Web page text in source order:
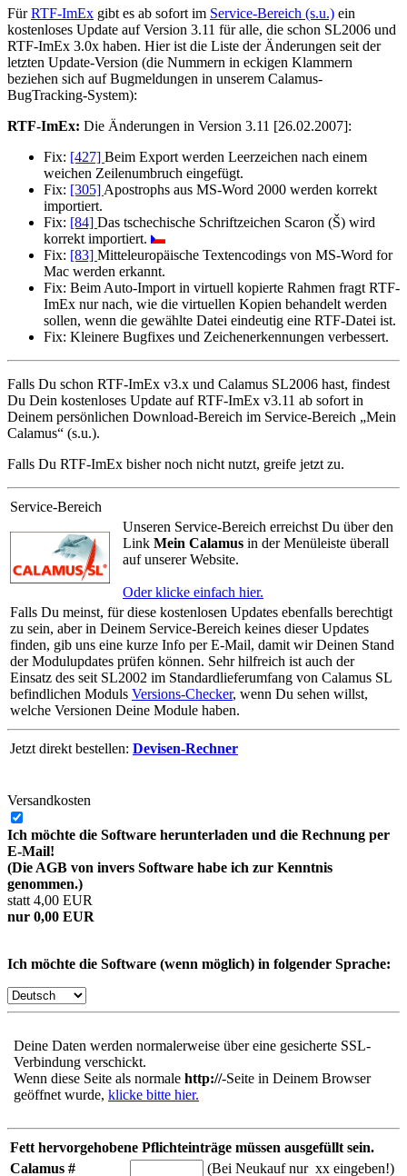
FürRTF-ImEx gibt es ab sofort im Service-Bereich (s.u.) ein
kostenloses Update auf Version 3.11 für alle, die schon SL2006 und
RTF-ImEx 3.0x haben. Hier ist die Liste der Änderungen seit der
letzten Update-Version (die Nummern in eckigen Klammern
beziehen sich auf Bugmeldungen in unserem Calamus-
BugTracking-System):
RTF-ImEx: Die Änderungen in Version 3.11 [26.02.2007]:
Fix: [427] Beim Export werden Leerzeichen nach einem
weichen Zeilenumbruch eingefügt.
Fix: [305] Apostrophs aus MS-Word 2000 werden korrekt
importiert.
Fix: [84] Das tschechische Schriftzeichen Scaron (Š) wird
korrekt importiert.
Fix: [83] Mitteleuropäische Textencodings von MS-Word for
Mac werden erkannt.
Fix: Beim Auto-Import in virtuell kopierte Rahmen fragt RTF-
ImEx nur nach, wie die virtuellen Kopien behandelt werden
sollen, wenn die gewählte Datei eindeutig eine RTF-Datei ist.
Fix: Kleinere Bugfixes und Zeichenerkennungen verbessert.
Falls Du schon RTF-ImEx v3.x und Calamus SL2006 hast, findest
Du Dein kostenloses Update auf RTF-ImEx v3.11 ab sofort in
Deinem persönlichen Download-Bereich im Service-Bereich
Mein
Calamus
(s.u.).
Falls Du RTF-ImEx bisher noch nicht nutzt, greife jetzt zu.
Service-Bereich
Unseren Service-Bereich erreichst Du über den
Link Mein Calamus in der Menüleiste überall
auf unserer Website.
Oder klicke einfach hier.
Falls Du meinst, für diese kostenlosen Updates ebenfalls berechtigt
zu sein, aber in Deinem Service-Bereich keines dieser Updates
finden, gib uns eine kurze Info per E-Mail, damit wir Deinen Stand
der Modulupdates prüfen können. Sehr hilfreich ist auch der
Einsatz des seit SL2002 im Standardlieferumfang von Calamus SL
befindlichen Moduls Versions-Checker, wenn Du sehen willst,
welche Versionen Deine Module haben.
Jetzt direkt bestellen: Devisen-Rechner
Versandkosten
Ich möchte die Software herunterladen und die Rechnung per
E-Mail!
(Die AGB von invers Software habe ich zur Kenntnis
genommen.)
statt 4,00 EUR
nur 0,00 EUR
Ich möchte die Software (wenn möglich) in folgender Sprache:
Deine Daten werden normalerweise über eine gesicherte SSL-
Verbindung verschickt.
Wenn diese Seite als normale http://-Seite in Deinem Browser
geöffnet wurde, klicke bitte hier.
Fett hervorgehobene Pflichteinträge müssen ausgefüllt sein.
Calamus #
(Bei Neukauf nur xx eingeben!)